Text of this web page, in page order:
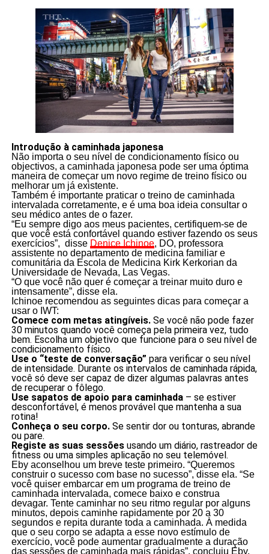
Introdução à caminhada japonesa
Não importa o seu nível de condicionamento físico ou
objectivos, a caminhada japonesa pode ser uma óptima
maneira de começar um novo regime de treino físico ou
melhorar um já existente.
Também é importante praticar o treino de caminhada
intervalada corretamente, e é uma boa ideia consultar o
seu médico antes de o fazer.
“Eu sempre digo aos meus pacientes, certifiquem-se de
que você está confortável quando estiver fazendo os seus
exercícios”, disse Denice Ichinoe, DO, professora
assistente no departamento de medicina familiar e
comunitária da Escola de Medicina Kirk Kerkorian da
Universidade de Nevada, Las Vegas.
“O que você não quer é começar a treinar muito duro e
intensamente”, disse ela.
Ichinoe recomendou as seguintes dicas para começar a
usar o IWT:
Comece com metas atingíveis.Se você não pode fazer
30 minutos quando você começa pela primeira vez, tudo
bem. Escolha um objetivo que funcione para o seu nível de
condicionamento físico.
Use o “teste de conversação” para verificar o seu nível
de intensidade. Durante os intervalos de caminhada rápida,
você só deve ser capaz de dizer algumas palavras antes
de recuperar o fôlego.
Use sapatos de apoio para caminhada– se estiver
desconfortável, é menos provável que mantenha a sua
rotina!
Conheça o seu corpo.Se sentir dor ou tonturas, abrande
ou pare.
Registe as suas sessõesusando um diário, rastreador de
fitness ou uma simples aplicação no seu telemóvel.
Eby aconselhou um breve teste primeiro. “Queremos
construir o sucesso com base no sucesso”, disse ela. “Se
você quiser embarcar em um programa de treino de
caminhada intervalada, comece baixo e construa
devagar. Tente caminhar no seu ritmo regular por alguns
minutos, depois caminhe rapidamente por 20 a 30
segundos e repita durante toda a caminhada. À medida
que o seu corpo se adapta a esse novo estímulo de
exercício, você pode aumentar gradualmente a duração
das sessões de caminhada mais rápidas”, concluiu Eby.